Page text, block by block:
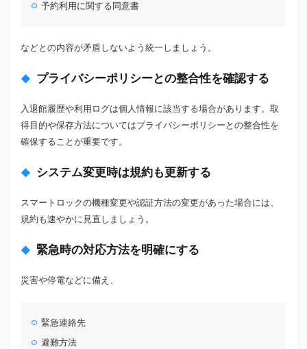
予約利用に関する同意書
などとの内容が矛盾しないよう統一しましょう。
プライバシーポリシーとの整合性を確認する
入退館履歴や利用ログは個人情報に該当する場合があります。取
得目的や保存方法についてはプライバシーポリシーとの整合性を
確保することが重要です。
システム変更時は規約も更新する
スマートロックの機種変更や認証方法の変更があった場合には、
規約も速やかに見直しましょう。
緊急時の対応方法を明確にする
災害や停電などに備え、
緊急連絡先
避難方法